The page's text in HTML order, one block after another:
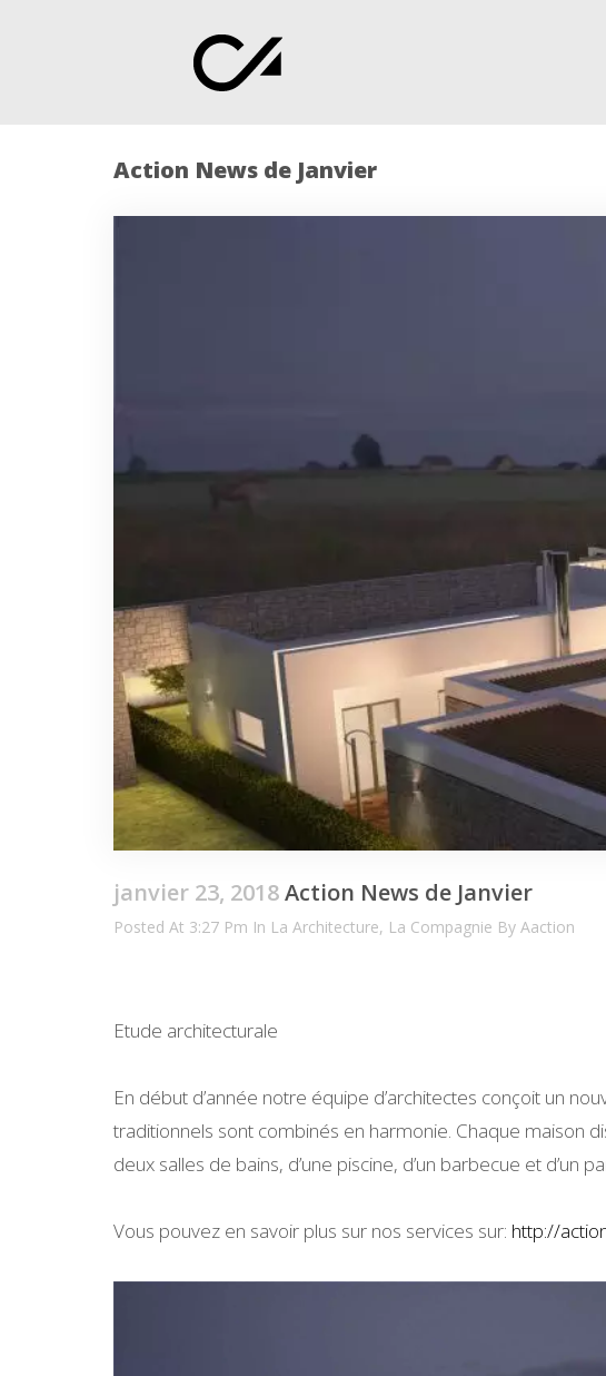
Action News de Janvier
janvier 23, 2018Action News de Janvier
Posted At 3:27 Pm In La Architecture, La Compagnie By Aaction
Etude architecturale
En début d’année notre équipe d’architectes conçoit un
traditionnels sont combinés en harmonie. Chaque maison
deux salles de bains, d’une piscine, d’un barbecue et d’un
Vous pouvez en savoir plus sur nos services sur: http://